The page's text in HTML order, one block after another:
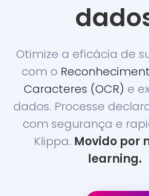
Otimize a eficácia de
com o
Caracteres (OCR) e
dados. Processe
com segurança e
Klippa. Movido por
learning.